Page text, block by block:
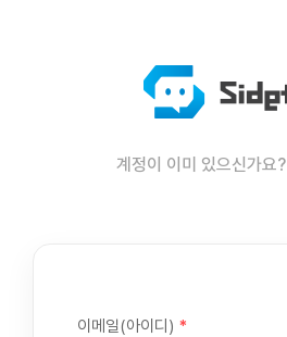
계정이 이미 있으신가요?
이메일(아이디) *